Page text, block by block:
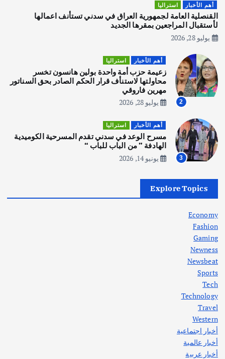
3
يوليو 30, 2026
4
المقبل
يوليو 28, 2026
أهم الأخبار ثقافة وفنون
انطلاق ورشة التمثيل في مدينة كلباء الاماراتية
أغسطس 5, 2026
في جذور المشكلة وحلولها المستدامة
أهم الأخبار
اختتام ورشة السينوغرافيا في مدينة كلباء الاماراتية
أغسطس 3, 2026
أهم الأخبار استراليا
القنصلية العامة لجمهورية العراق في سدني تستأنف اعمالها
لأستقبال المراجعين بمقرها الجديد
يوليو 28, 2026
2
أهم الأخبار استراليا
زعيمة حزب أمة واحدة بولين هانسون تخسر
محاولتها لاستنأف قرار الحكم الصادر بحق السناتور
مهرين فاروقي
يوليو 28, 2026
3
أهم الأخبار استراليا
مسرح الوعد في سدني تقدم المسرحية الكوميدية
الهادفة ” من الباب للباب “
يونيو 14, 2026
Explore Topics
Economy
Fashion
Gaming
Newness
Newsbeat
Sports
Tech
Technology
Travel
Western
أخبار اجتماعية
أخبار عالمية
أخبار عربية